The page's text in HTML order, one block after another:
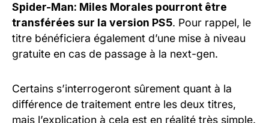
Spider-Man: Miles Morales pourront être
transférées sur la version PS5. Pour rappel, le
titre bénéficiera également d’une mise à niveau
gratuite en cas de passage à la next-gen.
Certains s’interrogeront sûrement quant à la
différence de traitement entre les deux titres,
mais l’explication à cela est en réalité très simple.